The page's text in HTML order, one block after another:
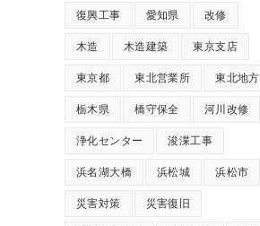
復興工事 愛知県 改修
木造 木造建築 東京支店
東京都 東北営業所 東北地方
栃木県 橋守保全 河川改修
浄化センター 浚渫工事
浜名湖大橋 浜松城 浜松市
災害対策 災害復旧